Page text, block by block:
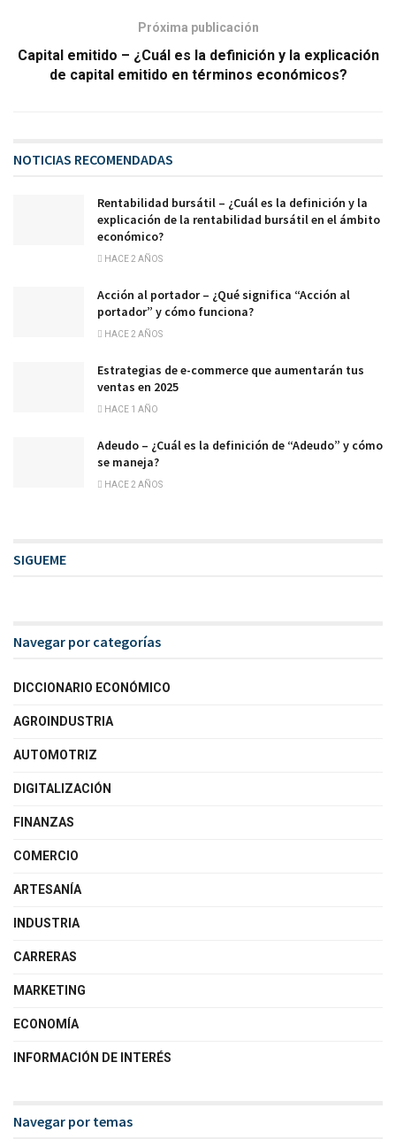
Próxima publicación
Capital emitido – ¿Cuál es la definición y la explicación
de capital emitido en términos económicos?
NOTICIAS RECOMENDADAS
Rentabilidad bursátil – ¿Cuál es la definición y la
explicación de la rentabilidad bursátil en el ámbito
económico?
HACE 2 AÑOS
Acción al portador – ¿Qué significa “Acción al
portador” y cómo funciona?
HACE 2 AÑOS
Estrategias de e-commerce que aumentarán tus
ventas en 2025
HACE 1 AÑO
Adeudo – ¿Cuál es la definición de “Adeudo” y cómo
se maneja?
HACE 2 AÑOS
SIGUEME
Navegar por categorías
DICCIONARIO ECONÓMICO
AGROINDUSTRIA
AUTOMOTRIZ
DIGITALIZACIÓN
FINANZAS
COMERCIO
ARTESANÍA
INDUSTRIA
CARRERAS
MARKETING
ECONOMÍA
INFORMACIÓN DE INTERÉS
Navegar por temas